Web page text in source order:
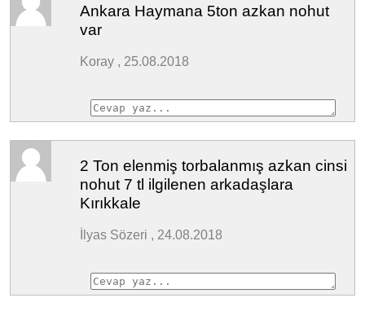
Ankara Haymana 5ton azkan nohut
var
Koray , 25.08.2018
2 Ton elenmiş torbalanmış azkan cinsi
nohut 7 tl ilgilenen arkadaşlara
Kırıkkale
İlyas Sözeri , 24.08.2018